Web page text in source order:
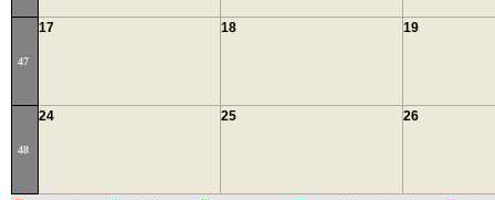
47
17 18 19
48
24 25 26